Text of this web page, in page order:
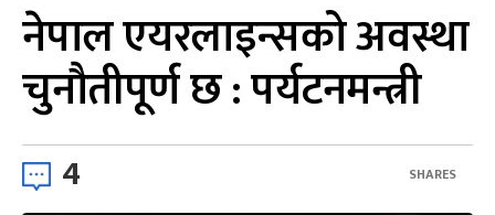
नेपाल एयरलाइन्सको अवस्था
चुनौतीपूर्ण छ : पर्यटनमन्त्री
4 SHARES